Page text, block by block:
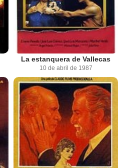
La estanquera de Vallecas
10 de abril de 1987